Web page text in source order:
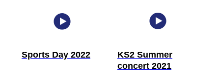
Sports Day 2022
KS2 Summer
concert 2021